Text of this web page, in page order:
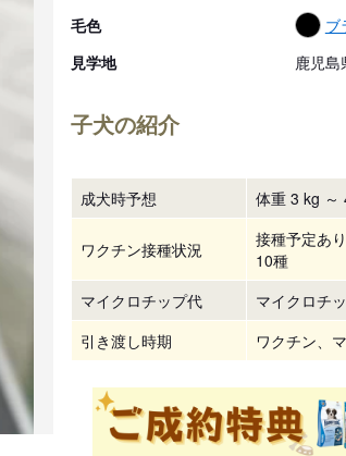
毛色
ブ
見学地
鹿児島
子犬の紹介
成犬時予想 体重 3 kg ～
ワクチン接種状況
接種予定あり
10種
マイクロチップ代
マイクロチ
引き渡し時期
ワクチン、